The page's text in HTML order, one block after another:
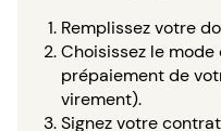
Remplissez votre
Choisissez le
prépaiement de
virement).
Signez votre